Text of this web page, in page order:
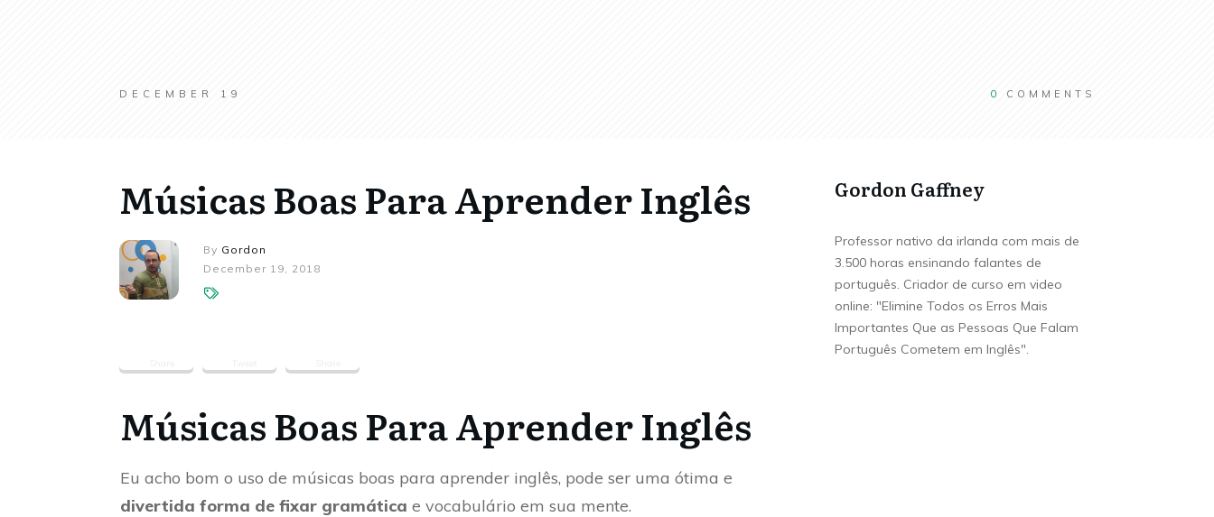
DECEMBER 19 0 COMMENTS
Músicas Boas Para Aprender Inglês
By Gordon
December 19, 2018
Tweet
Músicas Boas Para Aprender Inglês
Eu acho bom o uso de músicas boas para aprender inglês, pode ser uma ótima e
divertida forma de fixar gramática e vocabulário em sua mente.
Gordon Gaffney
Professor nativo da irlanda com mais de
3.500 horas ensinando falantes de
português. Criador de curso em video
online: "Elimine Todos os Erros Mais
Importantes Que as Pessoas Que Falam
Português Cometem em Inglês".